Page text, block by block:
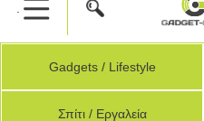
.
Gadgets / Lifestyle
Σπίτι / Εργαλεία